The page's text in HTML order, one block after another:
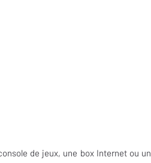
de jeux, une box Internet ou un